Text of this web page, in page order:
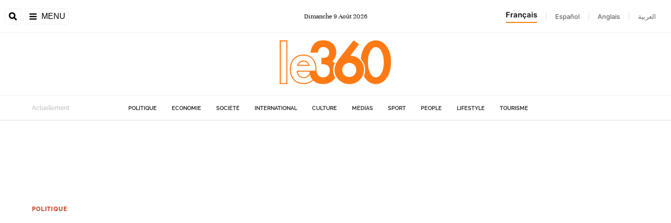
MENU Dimanche 9Août 2026 Français Español Anglais العربية
Actuellement POLITIQUE ECONOMIE SOCIÉTÉ INTERNATIONAL CULTURE MÉDIAS SPORT PEOPLE LIFESTYLE TOURISME
POLITIQUE